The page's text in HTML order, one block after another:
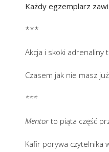
Każdy egzemplarz
***
Akcja i skoki adrenaliny
Czasem jak nie masz
***
Mentor to piąta część
Kafir porywa czytelnika